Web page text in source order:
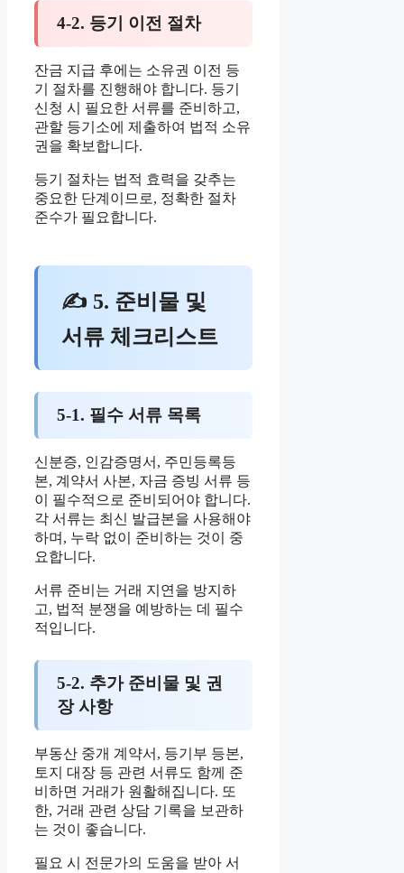
4-2. 등기 이전 절차
잔금 지급 후에는 소유권 이전 등
기 절차를 진행해야 합니다. 등기
신청 시 필요한 서류를 준비하고,
관할 등기소에 제출하여 법적 소유
권을 확보합니다.
등기 절차는 법적 효력을 갖추는
중요한 단계이므로, 정확한 절차
준수가 필요합니다.
✍ 5. 준비물 및
서류 체크리스트
5-1. 필수 서류 목록
신분증, 인감증명서, 주민등록등
본, 계약서 사본, 자금 증빙 서류 등
이 필수적으로 준비되어야 합니다.
각 서류는 최신 발급본을 사용해야
하며, 누락 없이 준비하는 것이 중
요합니다.
서류 준비는 거래 지연을 방지하
고, 법적 분쟁을 예방하는 데 필수
적입니다.
5-2. 추가 준비물 및 권
장 사항
부동산 중개 계약서, 등기부 등본,
토지 대장 등 관련 서류도 함께 준
비하면 거래가 원활해집니다. 또
한, 거래 관련 상담 기록을 보관하
는 것이 좋습니다.
필요 시 전문가의 도움을 받아 서